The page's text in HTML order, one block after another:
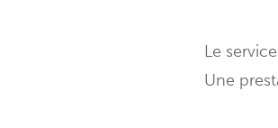
Le
Une